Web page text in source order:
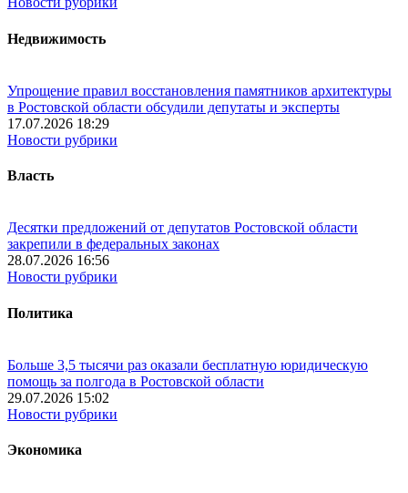
Недвижимость
Упрощение правил восстановления памятников архитектуры
в Ростовской области обсудили депутаты и эксперты
17.07.2026 18:29
Новости рубрики
Власть
Десятки предложений от депутатов Ростовской области
закрепили в федеральных законах
28.07.2026 16:56
Новости рубрики
Политика
Больше 3,5 тысячи раз оказали бесплатную юридическую
помощь за полгода в Ростовской области
29.07.2026 15:02
Новости рубрики
Экономика